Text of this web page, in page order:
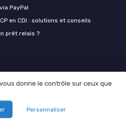
PayPal
en CDI : solutions et conseils
prêt relais ?
relais : sécuriser votre projet
donne le contrôle sur ceux que
Personnaliser